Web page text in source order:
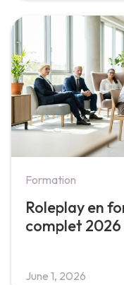
Formation
Roleplay en
complet 2026
June 1, 2026